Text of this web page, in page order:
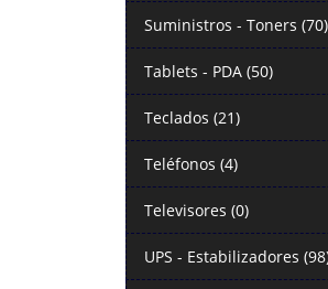
Suministros - Toners (70)
Tablets - PDA (50)
Teclados (21)
Teléfonos (4)
Televisores (0)
UPS - Estabilizadores